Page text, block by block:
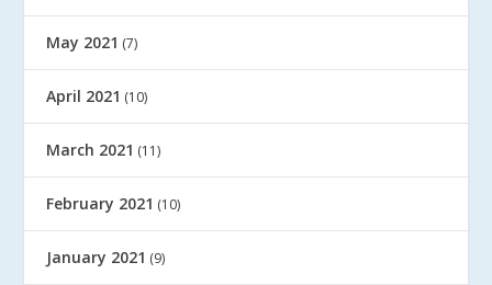
May 2021 (7)
April 2021 (10)
March 2021 (11)
February 2021 (10)
January 2021 (9)